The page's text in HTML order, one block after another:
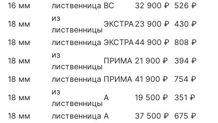
16 мм
лиственница ВС 32 900 ₽ 526 ₽
18 мм
из
лиственницы
ЭКСТРА23 900 ₽ 430 ₽
18 мм
лиственница ЭКСТРА44 900 ₽ 808 ₽
18 мм
из
лиственницы
ПРИМА 21 900 ₽
394 ₽
18 мм
лиственница ПРИМА 41 900 ₽
754 ₽
18 мм
из
лиственницы
А 19 500 ₽
351 ₽
18 мм
лиственница А 37 500 ₽ 675 ₽